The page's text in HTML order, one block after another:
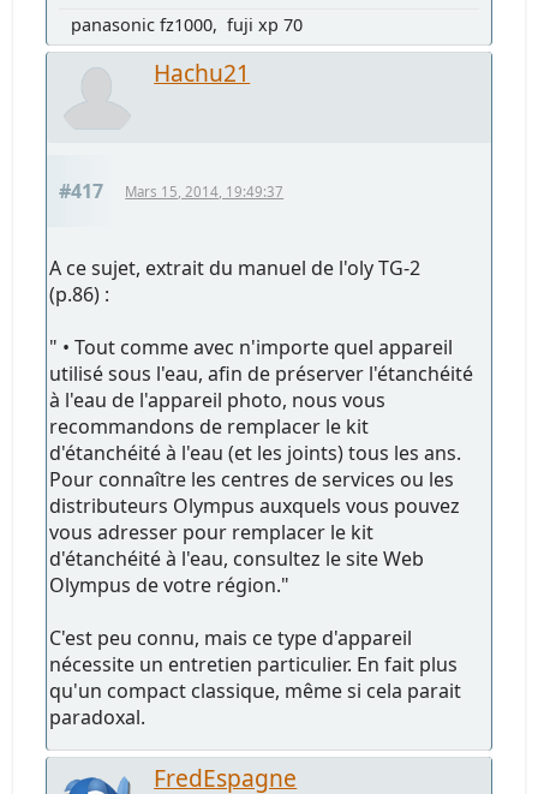
panasonic fz1000, fuji xp 70
Hachu21
#417 Mars 15, 2014, 19:49:37
A ce sujet, extrait du manuel de l'oly TG-2
(p.86) :
" • Tout comme avec n'importe quel appareil
utilisé sous l'eau, afin de préserver l'étanchéité
à l'eau de l'appareil photo, nous vous
recommandons de remplacer le kit
d'étanchéité à l'eau (et les joints) tous les ans.
Pour connaître les centres de services ou les
distributeurs Olympus auxquels vous pouvez
vous adresser pour remplacer le kit
d'étanchéité à l'eau, consultez le site Web
Olympus de votre région."
C'est peu connu, mais ce type d'appareil
nécessite un entretien particulier. En fait plus
qu'un compact classique, même si cela parait
paradoxal.
FredEspagne